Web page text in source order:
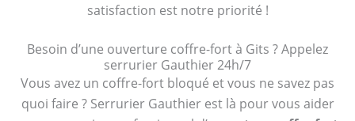
satisfaction est notre priorité !
Besoin d’une ouverture coffre-fort à Gits ? Appelez
serrurier Gauthier 24h/7
Vous avez un coffre-fort bloqué et vous ne savez pas
quoi faire ? Serrurier Gauthier est là pour vous aider